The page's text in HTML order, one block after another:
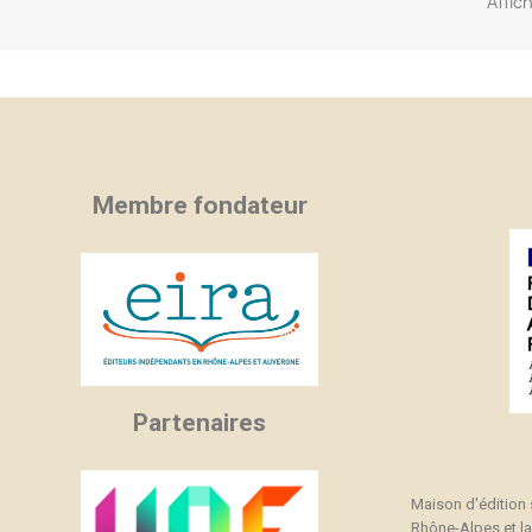
Membre fondateur
Partenaires
Maison d'édition
Rhône-Alpes et